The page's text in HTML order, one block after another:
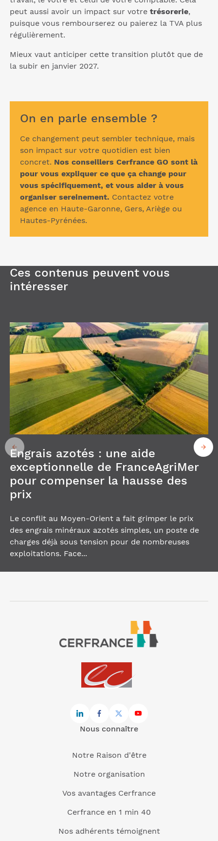
peut aussi avoir un impact sur votre trésorerie,
puisque vous rembourserez ou paierez la TVA plus
régulièrement.
Mieux vaut anticiper cette transition plutôt que de
la subir en janvier 2027.
On en parle ensemble ?
Ce changement peut sembler technique, mais
son impact sur votre quotidien est bien
concret. Nos conseillers Cerfrance GO sont là
pour vous expliquer ce que ça change pour
vous spécifiquement, et vous aider à vous
organiser sereinement. Contactez votre
agence en Haute-Garonne, Gers, Ariège ou
Hautes-Pyrénées.
Ces contenus peuvent vous
intéresser
Engrais azotés : une aide
exceptionnelle de FranceAgriMer
pour compenser la hausse des
prix
Le conflit au Moyen-Orient a fait grimper le prix
des engrais minéraux azotés simples, un poste de
charges déjà sous tension pour de nombreuses
exploitations. Face...
Nous connaître
Notre Raison d'être
Notre organisation
Vos avantages Cerfrance
Cerfrance en 1 min 40
Nos adhérents témoignent